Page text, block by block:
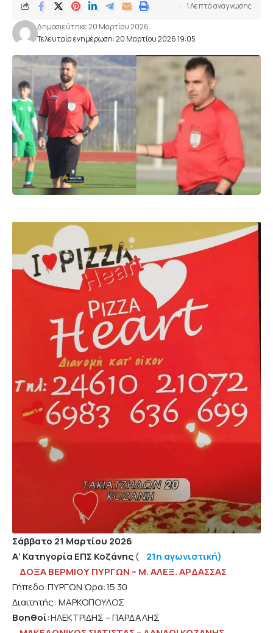
Τελευταία ενημέρωση: 20 Μαρτίου 2026 19:05
Δημοσιεύτηκε 20 Μαρτίου 2026
1 Λεπτά αναγνωσης
Σάββατο 21 Μαρτίου 2026
Α’ Κατηγορία ΕΠΣ Κοζάνης(
21η αγωνιστική)
ΔΟΞΑ ΒΕΡΜΙΟΥ ΠΥΡΓΩΝ – Μ. ΑΛΕΞ. ΑΡΔΑΣΣΑΣ
Γήπεδο:ΠΥΡΓΩΝ Ώρα:15.30
Διαιτητής: ΜΑΡΚΟΠΟΥΛΟΣ
Βοηθοί:ΗΛΕΚΤΡΙΔΗΣ – ΠΑΡΔΑΛΗΣ